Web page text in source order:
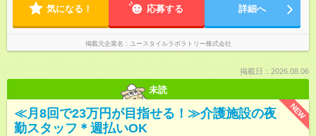
気になる！ 応募する 詳細へ
掲載元企業名 ユースタイルラボラトリー株式会社
掲載日：2026.08.06
未読
NEW
≪月8回で23万円が目指せる！≫介護施設の夜
勤スタッフ＊週払いOK